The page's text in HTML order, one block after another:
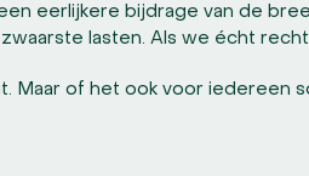
eerlijkere bijdrage van de
lasten. Als we écht
Maar of het ook voor iedereen